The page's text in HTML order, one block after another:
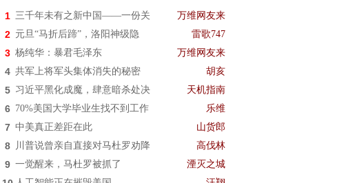
1 三千年未有之新中国——一份关 万维网友来
2 元旦“马折后蹄”，洛阳神级隐 雷歌747
3 杨纯华：暴君毛泽东 万维网友来
4 共军上将军头集体消失的秘密 胡亥
5 习近平黑化成魔，肆意暗杀处决 天机指南
6 70%美国大学毕业生找不到工作 乐维
7 中美真正差距在此 山货郎
8 川普说曾亲自直接对马杜罗劝降 高伐林
9 一觉醒来，马杜罗被抓了 湮灭之城